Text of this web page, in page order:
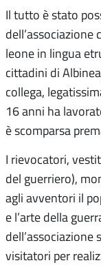
Il tutto è stato
dell’associazione
leone in lingua
cittadini di
collega,
16 anni ha
è scomparsa
I rievocatori,
del guerriero),
agli avventori il
e l’arte della
visitatori per